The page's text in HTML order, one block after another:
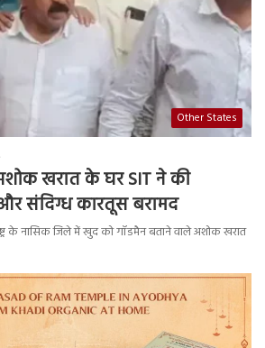
Other States
खरात के घर SIT ने की
संदिग्ध कारतूस बरामद
के नासिक जिले में खुद को गॉडमैन बताने वाले अशोक खरात